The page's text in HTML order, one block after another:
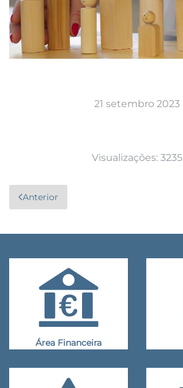
21 setembro 2023
Visualizações: 3235
Anterior
Área Financeira